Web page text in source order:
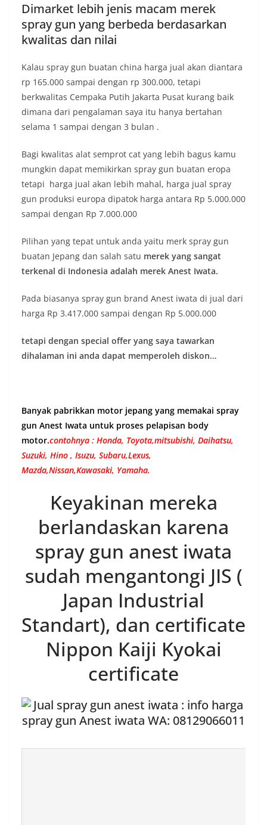
Dimarket lebih jenis macam merek
spray gun yang berbeda berdasarkan
kwalitas dan nilai
Kalau spray gun buatan china harga jual akan diantara
rp 165.000 sampai dengan rp 300.000, tetapi
berkwalitas Cempaka Putih Jakarta Pusat kurang baik
dimana dari pengalaman saya itu hanya bertahan
selama 1 sampai dengan 3 bulan .
Bagi kwalitas alat semprot cat yang lebih bagus kamu
mungkin dapat memikirkan spray gun buatan eropa
tetapi harga jual akan lebih mahal, harga jual spray
gun produksi europa dipatok harga antara Rp 5.000.000
sampai dengan Rp 7.000.000
Pilihan yang tepat untuk anda yaitu merk spray gun
buatan Jepang dan salah satu merek yang sangat
terkenal di Indonesia adalah merek Anest Iwata.
Pada biasanya spray gun brand Anest iwata di jual dari
harga Rp 3.417.000 sampai dengan Rp 5.000.000
tetapi dengan special offer yang saya tawarkan
dihalaman ini anda dapat memperoleh diskon…
Banyak pabrikkan motor jepang yang memakai spray
gun Anest Iwata untuk proses pelapisan body
motor.contohnya : Honda, Toyota,mitsubishi, Daihatsu,
Suzuki, Hino , Isuzu, Subaru,Lexus,
Mazda,Nissan,Kawasaki, Yamaha.
Keyakinan mereka
berlandaskan karena
spray gun anest iwata
sudah mengantongi JIS (
Japan Industrial
Standart), dan certificate
Nippon Kaiji Kyokai
certificate